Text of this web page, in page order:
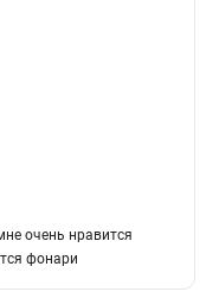
очень нравится
фонари